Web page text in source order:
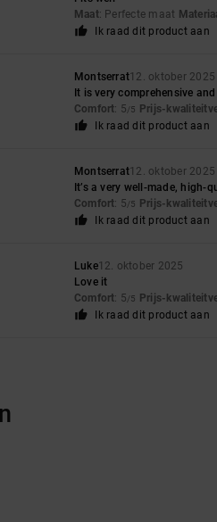
Maat: Perfecte maat
Ik raad dit product aan
Montserrat12. oktober 2025
It is very comprehensive
Comfort: 5/5 Prijs-
Ik raad dit product aan
Montserrat12. oktober 2025
It’s a very well-made, high-
Comfort: 5/5 Prijs-
Ik raad dit product aan
Luke12. oktober 2025
Love it
Comfort: 5/5 Prijs-
Ik raad dit product aan